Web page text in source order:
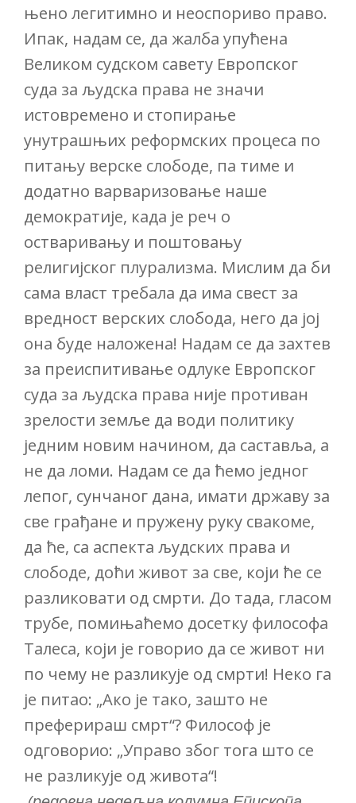
њено легитимно и неоспориво право.
Ипак, надам се, да жалба упућена
Великом судском савету Европског
суда за људска права не значи
истовремено и стопирање
унутрашњих реформских процеса по
питању верске слободе, па тиме и
додатно варваризовање наше
демократије, када је реч о
остваривању и поштовању
религијског плурализма. Мислим да би
сама власт требала да има свест за
вредност верских слобода, него да јој
она буде наложена! Надам се да захтев
за преиспитивање одлуке Европског
суда за људска права није противан
зрелости земље да води политику
једним новим начином, да саставља, а
не да ломи. Надам се да ћемо једног
лепог, сунчаног дана, имати државу за
све грађане и пружену руку свакоме,
да ће, са аспекта људских права и
слободе, доћи живот за све, који ће се
разликовати од смрти. До тада, гласом
трубе, помињаћемо досетку философа
Талеса, који је говорио да се живот ни
по чему не разликује од смрти! Неко га
је питао: „Ако је тако, зашто не
преферираш смрт“? Философ је
одговорио: „Управо због тога што се
не разликује од живота“!